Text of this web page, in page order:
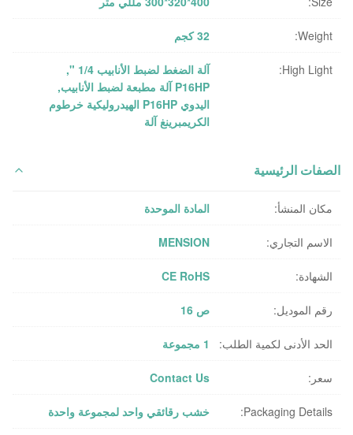
Weight: 32 كجم
High Light: آلة الضغط لضبط الأنابيب 1/4 "
,
P16HP آلة مطبعة لضبط الأنابيب
,
اليدوي P16HP الهيدروليكية خرطوم
الكريمبرينغ آلة
الصفات الرئيسية
مكان المنشأ: المادة الموحدة
الاسم التجاري: MENSION
الشهادة: CE RoHS
رقم الموديل: ص 16
الحد الأدنى لكمية الطلب: 1 مجموعة
سعر: Contact Us
Packaging Details: خشب رقائقي واحد لمجموعة واحدة